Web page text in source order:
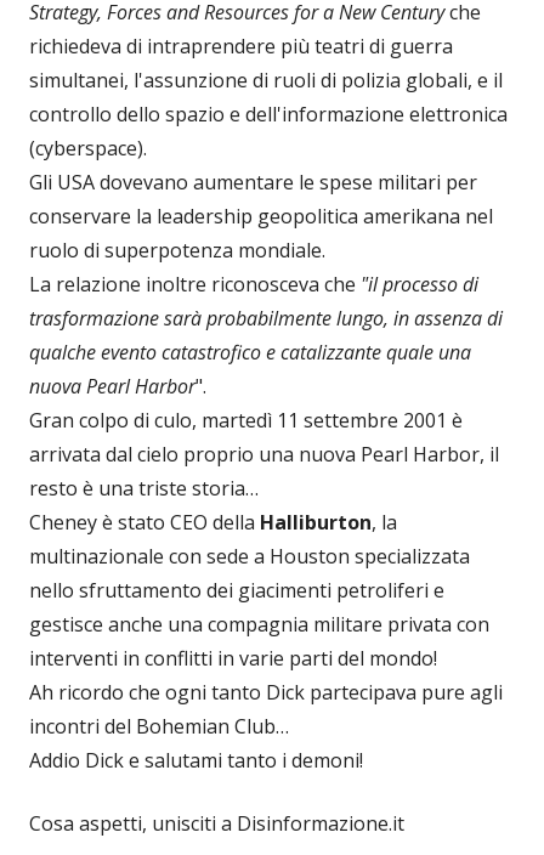
Strategy, Forces and Resources for a New Centuryche
richiedeva di intraprendere più teatri di guerra
simultanei, l'assunzione di ruoli di polizia globali, e il
controllo dello spazio e dell'informazione elettronica
(cyberspace).
Gli USA dovevano aumentare le spese militari per
conservare la leadership geopolitica amerikana nel
ruolo di superpotenza mondiale.
La relazione inoltre riconosceva che "il processo di
trasformazione sarà probabilmente lungo, in assenza di
qualche evento catastrofico e catalizzante quale una
nuova Pearl Harbor".
Gran colpo di culo, martedì 11 settembre 2001 è
arrivata dal cielo proprio una nuova Pearl Harbor, il
resto è una triste storia…
Cheney è stato CEO della Halliburton, la
multinazionale con sede a Houston specializzata
nello sfruttamento dei giacimenti petroliferi e
gestisce anche una compagnia militare privata con
interventi in conflitti in varie parti del mondo!
Ah ricordo che ogni tanto Dick partecipava pure agli
incontri del Bohemian Club…
Addio Dick e salutami tanto i demoni!
Cosa aspetti, unisciti a Disinformazione.it